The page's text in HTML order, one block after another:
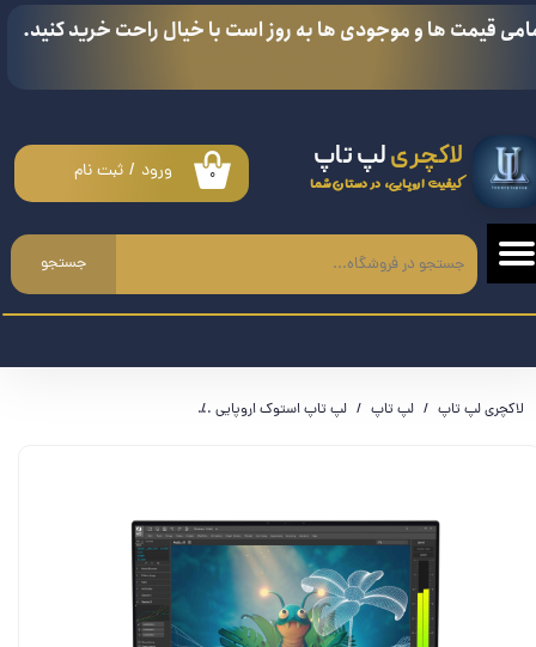
لاکچریلپ تاپ
کیفیت اروپایی، در دستان شما
جستجو
۰ ورود / ثبت نام
حساب کاربری من
سفارشات
خروج از حساب کاربری
قیمت ها و موجودی ها به روز است با خیال راحت خرید کنید.
لاکچری لپ تاپ لپ تاپ لپ تاپ استوک اروپایی